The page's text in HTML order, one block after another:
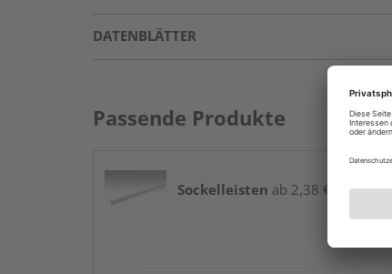
DATENBLÄTTER
Passende Produkte
Sockelleisten ab 2,38 € / lfm